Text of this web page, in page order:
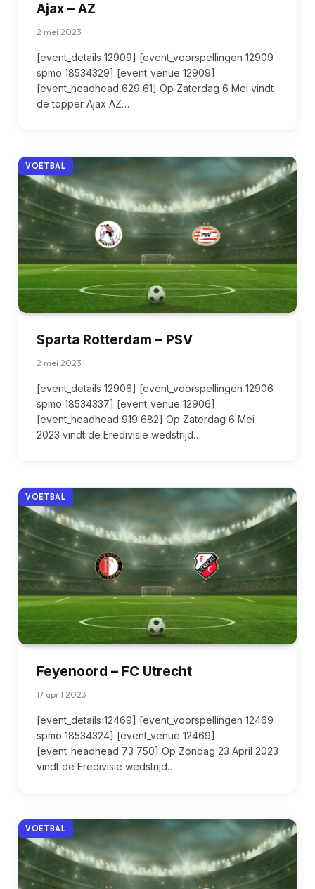
Ajax – AZ
2 mei 2023
[event_details 12909] [event_voorspellingen 12909
spmo 18534329] [event_venue 12909]
[event_headhead 629 61] Op Zaterdag 6 Mei vindt
de topper Ajax AZ…
VOETBAL
Sparta Rotterdam – PSV
2 mei 2023
[event_details 12906] [event_voorspellingen 12906
spmo 18534337] [event_venue 12906]
[event_headhead 919 682] Op Zaterdag 6 Mei
2023 vindt de Eredivisie wedstrijd…
VOETBAL
Feyenoord – FC Utrecht
17 april 2023
[event_details 12469] [event_voorspellingen 12469
spmo 18534324] [event_venue 12469]
[event_headhead 73 750] Op Zondag 23 April 2023
vindt de Eredivisie wedstrijd…
VOETBAL